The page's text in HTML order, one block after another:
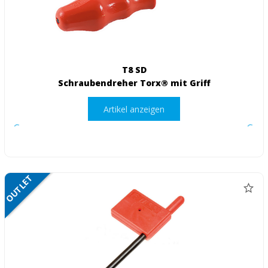
T8 SD
Schraubendreher Torx® mit Griff
Artikel anzeigen
NETTO
OUTLET